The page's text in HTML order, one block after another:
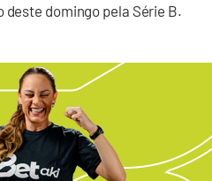
domingo pela Série B.